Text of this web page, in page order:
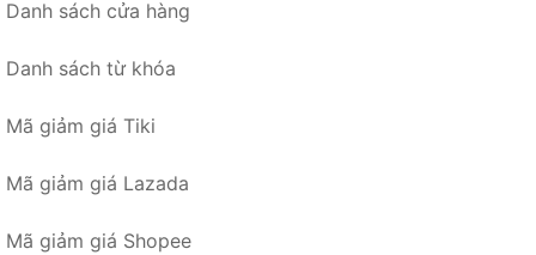
Danh sách cửa hàng
Danh sách từ khóa
Mã giảm giá Tiki
Mã giảm giá Lazada
Mã giảm giá Shopee